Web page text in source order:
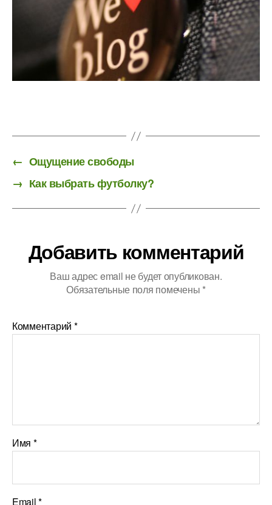
← Ощущение свободы
→ Как выбрать футболку?
Добавить комментарий
Ваш адрес email не будет опубликован.
Обязательные поля помечены *
Комментарий *
Имя *
Email*